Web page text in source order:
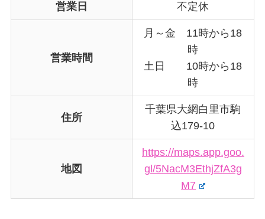
営業日 不定休
営業時間
月～金 11時から18
時
土日 10時から18
時
住所
千葉県大網白里市駒
込179-10
地図
https://maps.app.goo.
gl/5NacM3EthjZfA3g
M7